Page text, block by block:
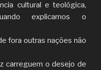
cultural e teológica,
explicamos o
fora outras nações não
carreguem o desejo de